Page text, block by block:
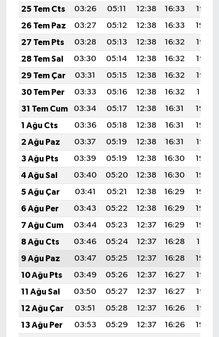
25 Tem Cts
03:26 05:11 12:38 16:33
19:55
26 Tem Paz
03:27 05:12 12:38 16:33
19:54
27 Tem Pts
03:28 05:13 12:38 16:32
19:53
28 Tem Sal
03:30 05:14 12:38 16:32
19:52
29 Tem Çar
03:31 05:15 12:38 16:32
19:52
30 Tem Per
03:33 05:16 12:38 16:32
19:51
31 Tem Cum
03:34 05:17 12:38 16:31
19:50
1 Ağu Cts
03:36 05:18 12:38 16:31
19:49
2 Ağu Paz
03:37 05:19 12:38 16:31
19:47
3 Ağu Pts
03:39 05:19 12:38 16:30
19:46
4 Ağu Sal
03:40 05:20 12:38 16:30
19:45
5 Ağu Çar
03:41 05:21 12:38 16:29
19:44
6 Ağu Per
03:43 05:22 12:38 16:29
19:43
7 Ağu Cum
03:44 05:23 12:37 16:29
19:42
8 Ağu Cts
03:46 05:24 12:37 16:28
19:41
9 Ağu Paz
03:47 05:25 12:37 16:28
19:39
10 Ağu Pts
03:49 05:26 12:37 16:27
19:38
11 Ağu Sal
03:50 05:27 12:37 16:27
19:37
12 Ağu Çar
03:51 05:28 12:37 16:26
19:36
13 Ağu Per
03:53 05:29 12:37 16:26
19:34